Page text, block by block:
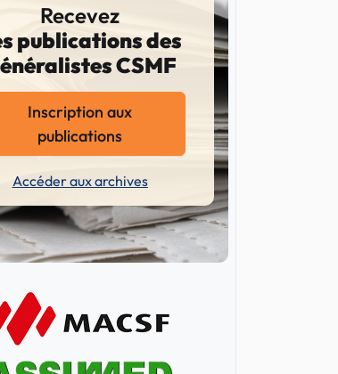
Recevez
publications des
CSMF
Inscription aux
publications
Accéder aux archives